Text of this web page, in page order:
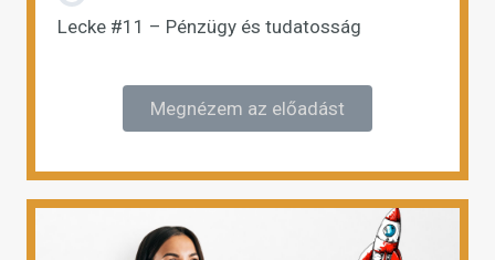
Lecke #11 – Pénzügy és tudatosság
Megnézem az előadást